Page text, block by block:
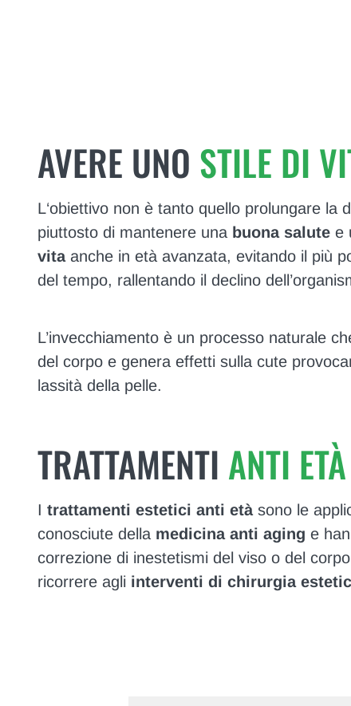
AVERE UNO STILE DI
L‘obiettivo non è tanto quello prolungare la
piuttosto di mantenere una buona salutee
vitaanche in età avanzata, evitando il più
del tempo, rallentando il declino
L’invecchiamento è un processo naturale
del corpo e genera effetti sulla cute
lassità della pelle.
TRATTAMENTI ANTI ETÀ
I trattamenti estetici anti etàsono le
conosciute della medicina anti aging e
correzione di inestetismi del viso o del
ricorrere agli interventi di chirurgia